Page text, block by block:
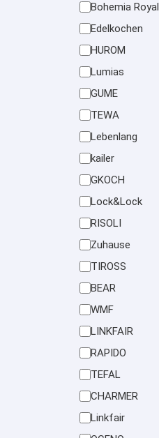
Bohemia
Edelkochen
HUROM
Lumias
GUME
TEWA
Lebenlang
kailer
GKOCH
Lock&Lock
RISOLI
Zuhause
TIROSS
BEAR
WMF
LINKFAIR
RAPIDO
TEFAL
CHARMER
Linkfair